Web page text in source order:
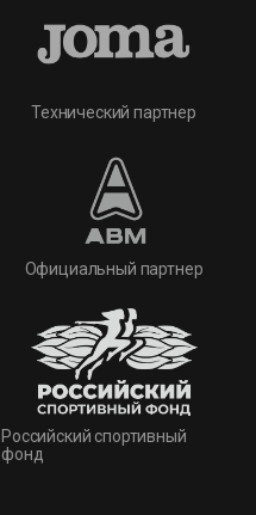
Технический партнер
Официальный партнер
Российский спортивный
фонд